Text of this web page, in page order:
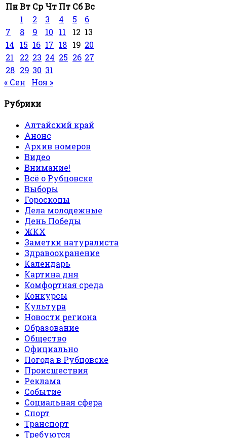
ПнВт Ср Чт Пт СбВс
1
2 3 4 5
6
7
8 9 10 11 12 13
14
15 16 17 18 19 20
21
22 23 24 25 26 27
28 29 30 31
« Сен
Ноя »
Рубрики
Алтайский край
Анонс
Архив номеров
Видео
Внимание!
Всё о Рубцовске
Выборы
Гороскопы
Дела молодежные
День Победы
ЖКХ
Заметки натуралиста
Здравоохранение
Календарь
Картина дня
Комфортная среда
Конкурсы
Культура
Новости региона
Образование
Общество
Официально
Погода в Рубцовске
Происшествия
Реклама
Событие
Социальная сфера
Спорт
Транспорт
Требуются